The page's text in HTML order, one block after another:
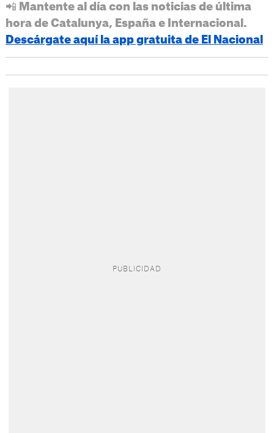
📲 Mantente al día con las noticias de última
hora de Catalunya, España e Internacional.
Descárgate aquí la app gratuita de El Nacional